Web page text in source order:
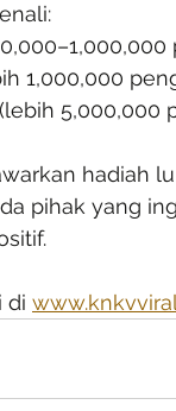
1,000,000
hadiah
pihak yang
di